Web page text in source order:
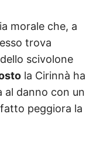
morale che, a
trova
scivolone
la Cirinnà ha
al danno con un
peggiora la